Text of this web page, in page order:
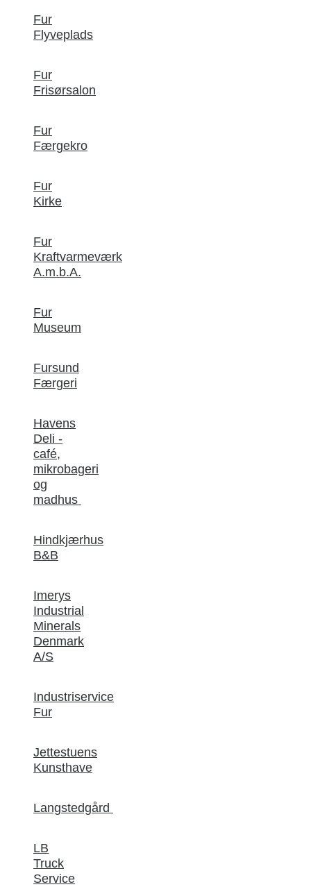
Fur
Flyveplads
Fur
Frisørsalon
Fur
Færgekro
Fur
Kirke
Fur
Kraftvarmeværk
A.m.b.A.
Fur
Museum
Fursund
Færgeri
Havens
Deli -
café,
mikrobageri
og
madhus
Hindkjærhus
B&B
Imerys
Industrial
Minerals
Denmark
A/S
Industriservice
Fur
Jettestuens
Kunsthave
Langstedgård
LB
Truck
Service